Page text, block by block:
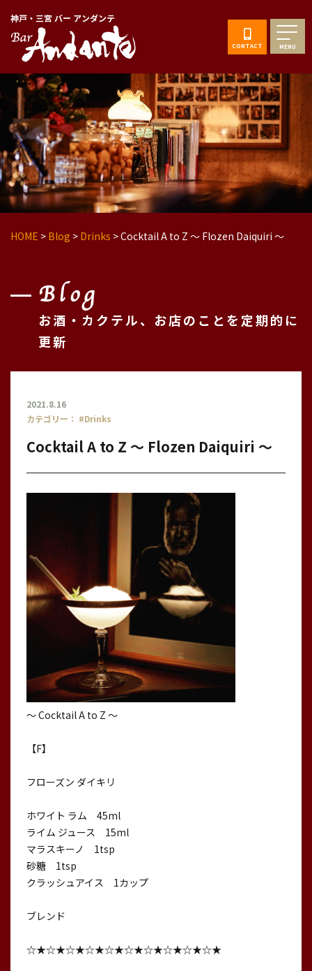
神戸・三宮 バー アンダンテ
CONTACT MENU
HOME > Blog > Drinks >Cocktail A to Z 〜 Flozen Daiquiri 〜
Blog
お酒・カクテル、お店のことを定期的に
更新
2021.8.16
カテゴリー： #Drinks
Cocktail A to Z 〜 Flozen Daiquiri 〜
〜 Cocktail A to Z 〜
【F】
フローズン ダイキリ
ホワイト ラム 45ml
ライム ジュース 15ml
マラスキーノ 1tsp
砂糖 1tsp
クラッシュアイス 1カップ
ブレンド
☆★☆★☆★☆★☆★☆★☆★☆★☆★☆★